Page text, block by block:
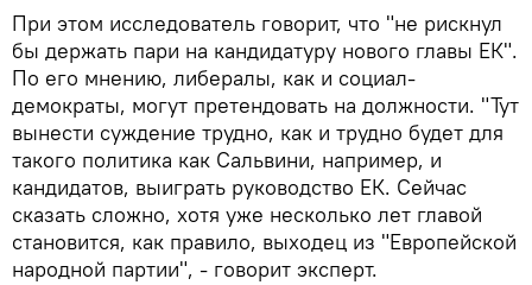
При этом исследователь говорит, что "не рискнул
бы держать пари на кандидатуру нового главы ЕК".
По его мнению, либералы, как и социал-
демократы, могут претендовать на должности. "Тут
вынести суждение трудно, как и трудно будет для
такого политика как Сальвини, например, и
кандидатов, выиграть руководство ЕК. Сейчас
сказать сложно, хотя уже несколько лет главой
становится, как правило, выходец из "Европейской
народной партии", - говорит эксперт.